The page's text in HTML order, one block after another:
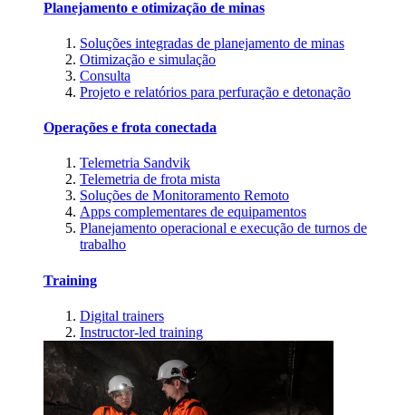
Planejamento e otimização de minas
Soluções integradas de planejamento de minas
Otimização e simulação
Consulta
Projeto e relatórios para perfuração e detonação
Operações e frota conectada
Telemetria Sandvik
Telemetria de frota mista
Soluções de Monitoramento Remoto
Apps complementares de equipamentos
Planejamento operacional e execução de turnos de
trabalho
Training
Digital trainers
Instructor-led training